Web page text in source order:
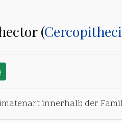
(
innerhalb der